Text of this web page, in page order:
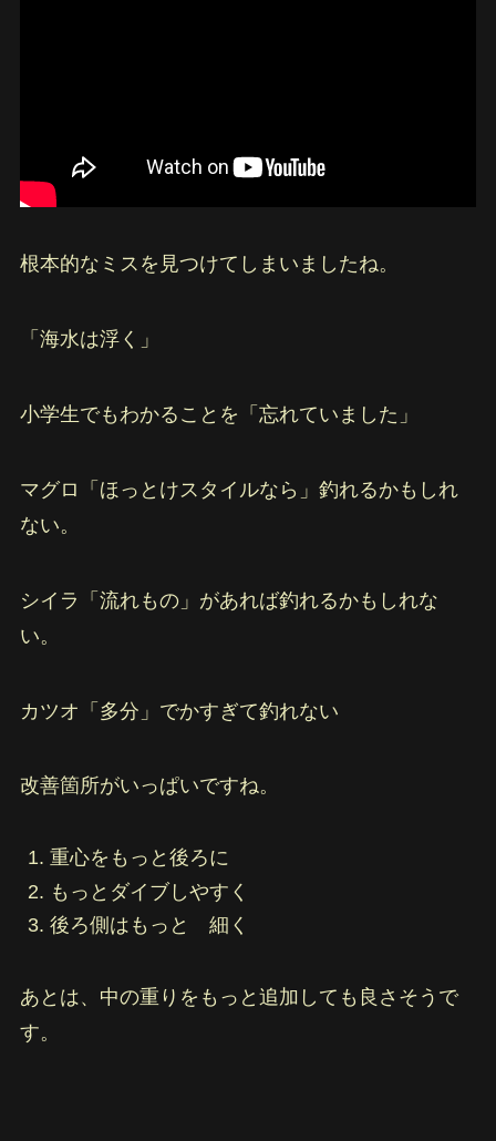
根本的なミスを見つけてしまいましたね。
「海水は浮く」
小学生でもわかることを「忘れていました」
マグロ「ほっとけスタイルなら」釣れるかもしれ
ない。
シイラ「流れもの」があれば釣れるかもしれな
い。
カツオ「多分」でかすぎて釣れない
改善箇所がいっぱいですね。
重心をもっと後ろに
もっとダイブしやすく
後ろ側はもっと 細く
あとは、中の重りをもっと追加しても良さそうで
す。